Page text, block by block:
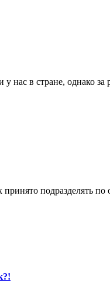
у нас в стране, однако
подразделять